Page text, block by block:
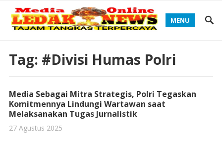
MENU
Tag: #Divisi Humas Polri
Media Sebagai Mitra Strategis, Polri Tegaskan
Komitmennya Lindungi Wartawan saat
Melaksanakan Tugas Jurnalistik
27 Agustus 2025